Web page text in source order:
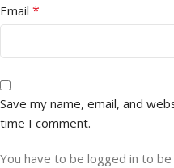
Email *
Save my name, email, and
time I comment.
You have to be logged in to